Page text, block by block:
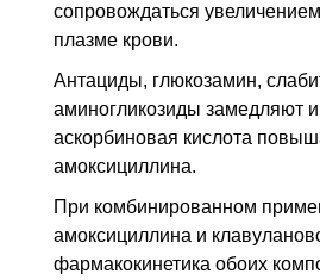
сопровождаться
плазме крови.
Антациды, глюкозамин,
аминогликозиды замедляют
аскорбиновая кислота
амоксициллина.
При комбинированном
амоксициллина и
фармакокинетика обоих